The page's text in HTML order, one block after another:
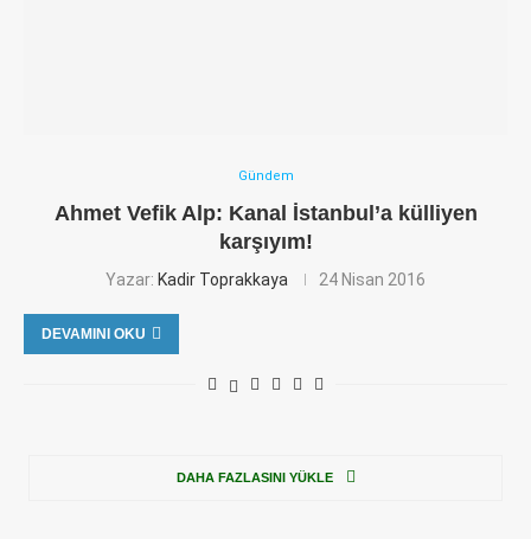
Gündem
Ahmet Vefik Alp: Kanal İstanbul’a külliyen
karşıyım!
Yazar: Kadir Toprakkaya 24 Nisan 2016
DEVAMINI OKU
DAHA FAZLASINI YÜKLE